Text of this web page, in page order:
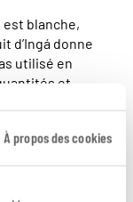
À propos des cookies
est blanche,
d’Ingá donne
utilisé en
et